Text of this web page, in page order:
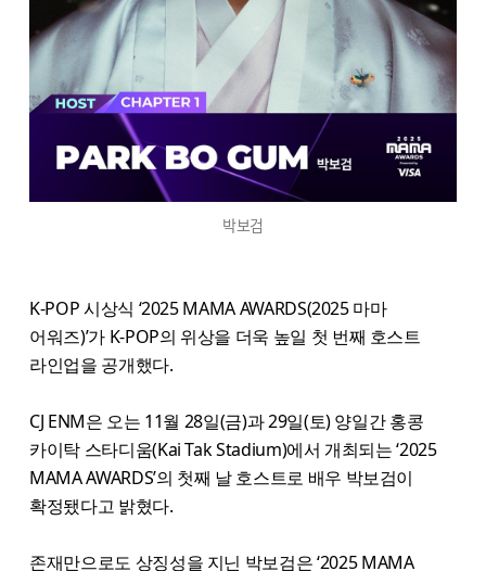
박보검
K-POP 시상식 ‘2025 MAMA AWARDS(2025 마마
어워즈)’가 K-POP의 위상을 더욱 높일 첫 번째 호스트
라인업을 공개했다.
CJ ENM은 오는 11월 28일(금)과 29일(토) 양일간 홍콩
카이탁 스타디움(Kai Tak Stadium)에서 개최되는 ‘2025
MAMA AWARDS’의 첫째 날 호스트로 배우 박보검이
확정됐다고 밝혔다.
존재만으로도 상징성을 지닌 박보검은 ‘2025 MAMA